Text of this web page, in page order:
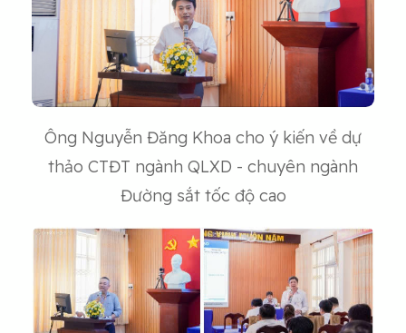
Ông Nguyễn Đăng Khoa cho ý kiến về dự
thảo CTĐT ngành QLXD - chuyên ngành
Đường sắt tốc độ cao